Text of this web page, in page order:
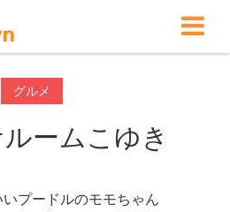
グルメ
ームこゆき
プードルのモモちゃん